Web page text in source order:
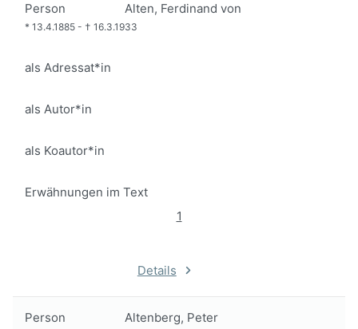
Person Alten, Ferdinand von
* 13.4.1885 - † 16.3.1933
als Adressat*in
als Autor*in
als Koautor*in
Erwähnungen im Text
1
Details
Person Altenberg, Peter